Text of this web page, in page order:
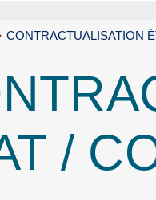
CONTRACTUALISATION
/